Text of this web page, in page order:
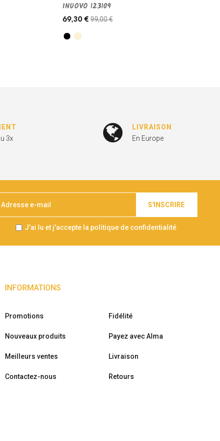
INUOVO 123109
69,30 € 99,00 €
3x
LIVRAISON
En Europe
S'INSCRIRE
J'ai lu et j'accepte la politique de confidentialité
INFORMATIONS
Promotions
Nouveaux produits
Meilleurs ventes
Contactez-nous
Fidélité
Payez avec Alma
Livraison
Retours